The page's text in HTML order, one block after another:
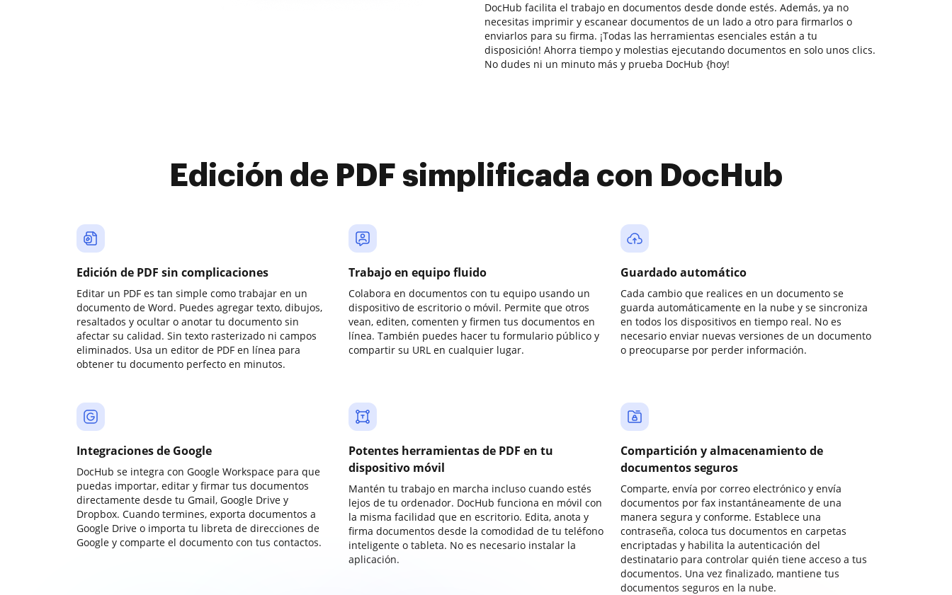
DocHub facilita el trabajo en documentos desde donde estés. Además, ya no
necesitas imprimir y escanear documentos de un lado a otro para firmarlos o
enviarlos para su firma. ¡Todas las herramientas esenciales están a tu
disposición! Ahorra tiempo y molestias ejecutando documentos en solo unos clics.
No dudes ni un minuto más y prueba DocHub {hoy!
Edición de PDF simplificada con DocHub
Edición de PDF sin complicaciones
Editar un PDF es tan simple como trabajar en un
documento de Word. Puedes agregar texto, dibujos,
resaltados y ocultar o anotar tu documento sin
afectar su calidad. Sin texto rasterizado ni campos
eliminados. Usa un editor de PDF en línea para
obtener tu documento perfecto en minutos.
Trabajo en equipo fluido
Colabora en documentos con tu equipo usando un
dispositivo de escritorio o móvil. Permite que otros
vean, editen, comenten y firmen tus documentos en
línea. También puedes hacer tu formulario público y
compartir su URL en cualquier lugar.
Guardado automático
Cada cambio que realices en un documento se
guarda automáticamente en la nube y se sincroniza
en todos los dispositivos en tiempo real. No es
necesario enviar nuevas versiones de un documento
o preocuparse por perder información.
Integraciones de Google
DocHub se integra con Google Workspace para que
puedas importar, editar y firmar tus documentos
directamente desde tu Gmail, Google Drive y
Dropbox. Cuando termines, exporta documentos a
Google Drive o importa tu libreta de direcciones de
Google y comparte el documento con tus contactos.
Potentes herramientas de PDF en tu
dispositivo móvil
Mantén tu trabajo en marcha incluso cuando estés
lejos de tu ordenador. DocHub funciona en móvil con
la misma facilidad que en escritorio. Edita, anota y
firma documentos desde la comodidad de tu teléfono
inteligente o tableta. No es necesario instalar la
aplicación.
Compartición y almacenamiento de
documentos seguros
Comparte, envía por correo electrónico y envía
documentos por fax instantáneamente de una
manera segura y conforme. Establece una
contraseña, coloca tus documentos en carpetas
encriptadas y habilita la autenticación del
destinatario para controlar quién tiene acceso a tus
documentos. Una vez finalizado, mantiene tus
documentos seguros en la nube.